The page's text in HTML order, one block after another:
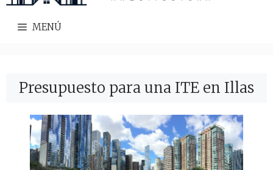
MENÚ
Presupuesto para una ITE en Illas